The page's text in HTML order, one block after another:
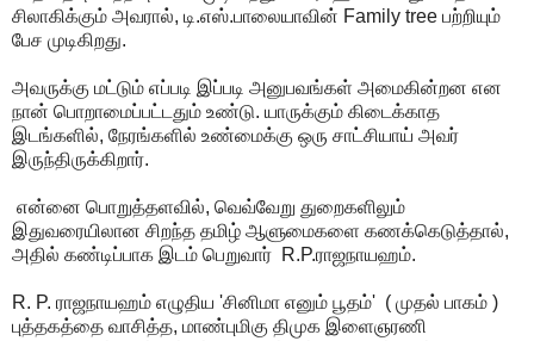
சிலாகிக்கும் அவரால், டி.எஸ்.பாலையாவின் Family tree பற்றியும்
பேச முடிகிறது.
அவருக்கு மட்டும் எப்படி இப்படி அனுபவங்கள் அமைகின்றன என
நான் பொறாமைப்பட்டதும் உண்டு. யாருக்கும் கிடைக்காத
இடங்களில், நேரங்களில் உண்மைக்கு ஒரு சாட்சியாய் அவர்
இருந்திருக்கிறார்.
என்னை பொறுத்தளவில், வெவ்வேறு துறைகளிலும்
இதுவரையிலான சிறந்த தமிழ் ஆளுமைகளை கணக்கெடுத்தால்,
அதில் கண்டிப்பாக இடம் பெறுவார் R.P.ராஜநாயஹம்.
R. P. ராஜநாயஹம் எழுதிய 'சினிமா எனும் பூதம்' ( முதல் பாகம் )
புத்தகத்தை வாசித்த, மாண்புமிகு திமுக இளைஞரணி